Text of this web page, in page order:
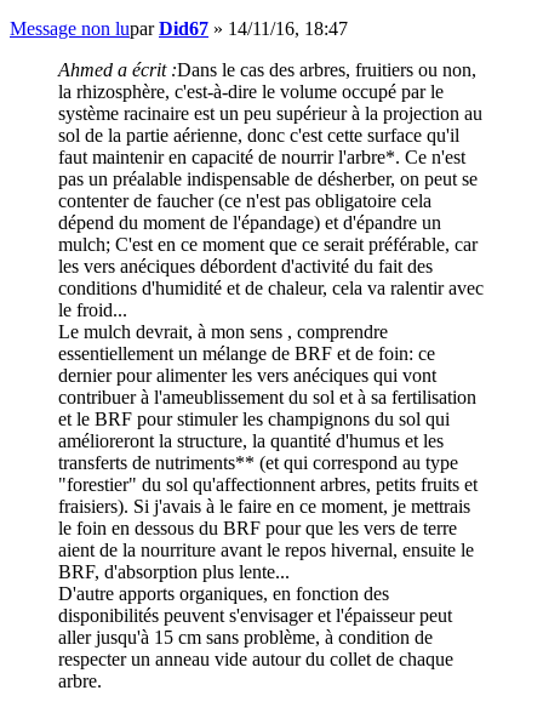
Message non luparDid67 » 14/11/16, 18:47
Ahmed a écrit :Dans le cas des arbres, fruitiers ou non,
la rhizosphère, c'est-à-dire le volume occupé par le
système racinaire est un peu supérieur à la projection au
sol de la partie aérienne, donc c'est cette surface qu'il
faut maintenir en capacité de nourrir l'arbre*. Ce n'est
pas un préalable indispensable de désherber, on peut se
contenter de faucher (ce n'est pas obligatoire cela
dépend du moment de l'épandage) et d'épandre un
mulch; C'est en ce moment que ce serait préférable, car
les vers anéciques débordent d'activité du fait des
conditions d'humidité et de chaleur, cela va ralentir avec
le froid...
Le mulch devrait, à mon sens , comprendre
essentiellement un mélange de BRF et de foin: ce
dernier pour alimenter les vers anéciques qui vont
contribuer à l'ameublissement du sol et à sa fertilisation
et le BRF pour stimuler les champignons du sol qui
amélioreront la structure, la quantité d'humus et les
transferts de nutriments** (et qui correspond au type
"forestier" du sol qu'affectionnent arbres, petits fruits et
fraisiers). Si j'avais à le faire en ce moment, je mettrais
le foin en dessous du BRF pour que les vers de terre
aient de la nourriture avant le repos hivernal, ensuite le
BRF, d'absorption plus lente...
D'autre apports organiques, en fonction des
disponibilités peuvent s'envisager et l'épaisseur peut
aller jusqu'à 15 cm sans problème, à condition de
respecter un anneau vide autour du collet de chaque
arbre.